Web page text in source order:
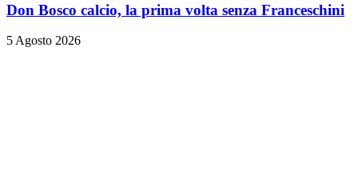
Don Bosco calcio, la prima volta senza Franceschini
5 Agosto 2026